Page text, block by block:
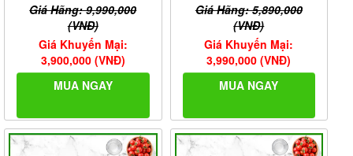
Giá Hãng: 9,990,000
(VNĐ)
Giá Khuyến Mại:
3,900,000 (VNĐ)
MUA NGAY
Giá Hãng: 5,890,000
(VNĐ)
Giá Khuyến Mại:
3,990,000 (VNĐ)
MUA NGAY